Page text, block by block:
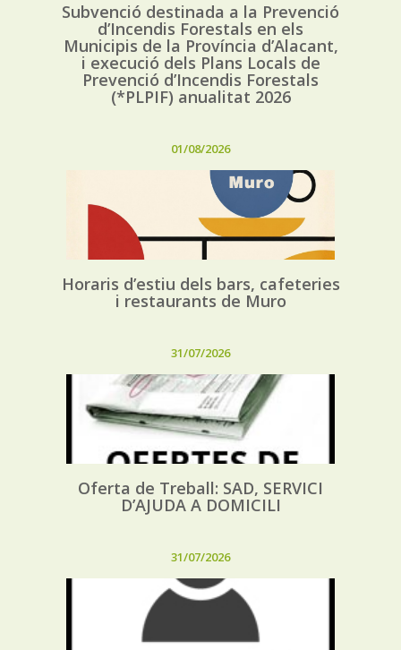
Subvenció destinada a la Prevenció
d’Incendis Forestals en els
Municipis de la Província d’Alacant,
i execució dels Plans Locals de
Prevenció d’Incendis Forestals
(*PLPIF) anualitat 2026
01/08/2026
Horaris d’estiu dels bars, cafeteries
i restaurants de Muro
31/07/2026
Oferta de Treball: SAD, SERVICI
D’AJUDA A DOMICILI
31/07/2026